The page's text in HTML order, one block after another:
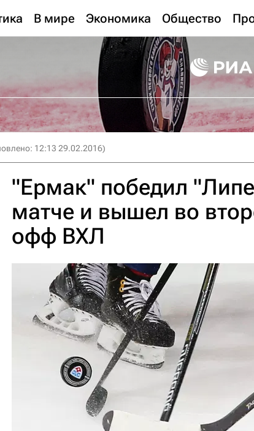
В мире Экономика Общество
12:13 29.02.2016)
"Ермак" победил
матче и вышел во
офф ВХЛ